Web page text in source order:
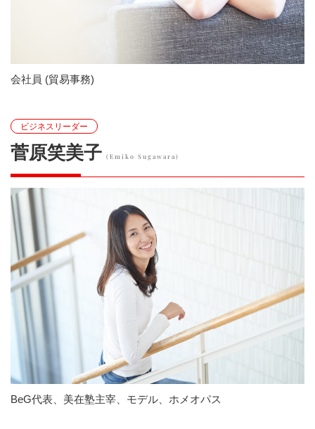
会社員 (貿易事務)
ビジネスリーダー
菅原笑美子 (Emiko Sugawara)
BeG代表、美在塾主宰、モデル、ホメオパス